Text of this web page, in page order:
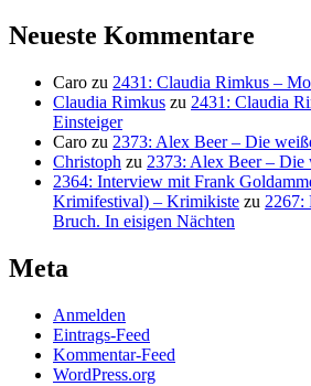
Neueste Kommentare
Caro zu 2431: Claudia Rimkus –
Claudia Rimkus zu 2431: Claudia
Einsteiger
Caro zu 2373: Alex Beer – Die
Christoph zu 2373: Alex Beer – Die
2364: Interview mit Frank
Krimifestival) – Krimikiste zu 2267:
Bruch. In eisigen Nächten
Meta
Anmelden
Eintrags-Feed
Kommentar-Feed
WordPress.org